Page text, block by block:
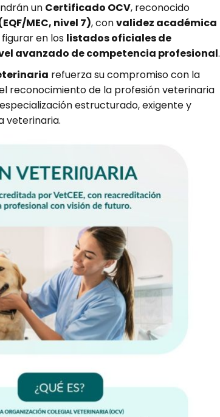
un Certificado OCV, reconocido
MEC, nivel 7), convalidez académica
en los listados oficiales de
avanzado de competencia profesional.
refuerza su compromiso con la
reconocimiento de la profesión veterinaria
estructurado, exigente y
veterinaria.